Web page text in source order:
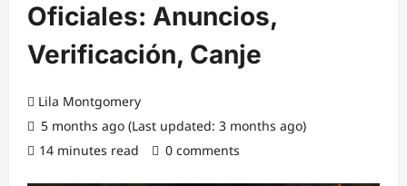
Oficiales: Anuncios,
Verificación, Canje
Lila Montgomery
5 months ago (Last updated: 3 months ago)
14 minutes read
0 comments